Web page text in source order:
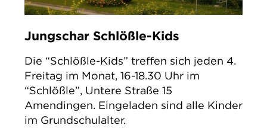
Jungschar Schlößle-Kids
Die “Schlößle-Kids” treffen sich jeden 4.
Freitag im Monat, 16-18.30 Uhr im
“Schlößle”, Untere Straße 15
Amendingen. Eingeladen sind alle Kinder
im Grundschulalter.